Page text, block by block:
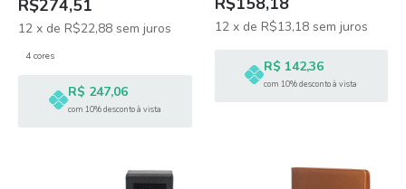
R$274,51
12 x de R$22,88 sem juros
4 cores
R$ 247,06
com 10% desconto à vista
12 x de R$13,18 sem juros
R$ 142,36
com 10% desconto à vista